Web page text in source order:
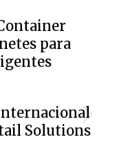
para
Solutions